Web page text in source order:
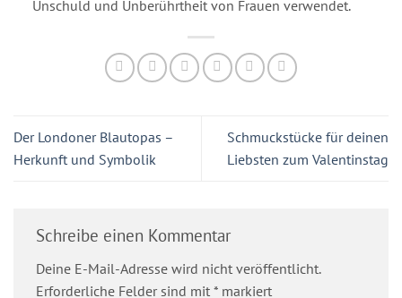
Unschuld und Unberührtheit von Frauen verwendet.
Der Londoner Blautopas –
Herkunft und Symbolik
Schmuckstücke für deinen
Liebsten zum Valentinstag
Schreibe einen Kommentar
Deine E-Mail-Adresse wird nicht veröffentlicht.
Erforderliche Felder sind mit * markiert